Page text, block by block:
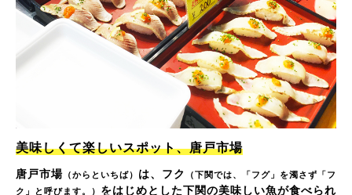
美味しくて楽しいスポット、唐戸市場
唐戸市場 （からといちば） は、フク
（下関では、「フグ」を濁さず「フ
ク」と呼びます。） をはじめとした下関の美味しい魚が食べられ